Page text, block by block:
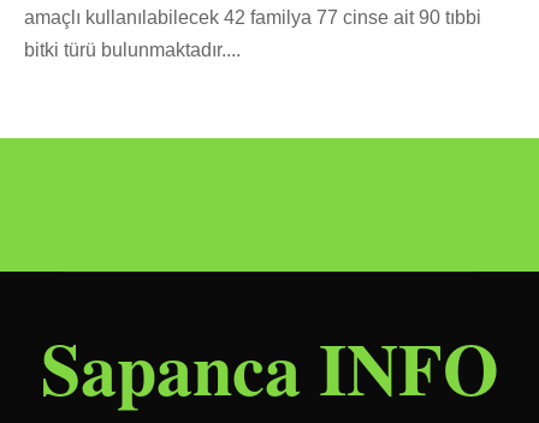
amaçlı kullanılabilecek 42 familya 77 cinse ait 90 tıbbi
bitki türü bulunmaktadır....
Sapanca INFO